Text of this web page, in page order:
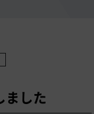
ました